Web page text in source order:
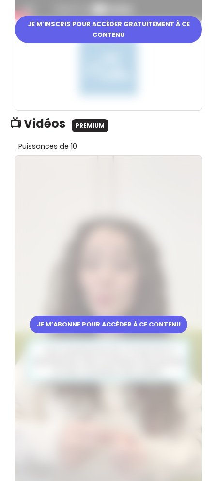
JE M’INSCRIS POUR ACCÉDER GRATUITEMENT À CE
CONTENU
En partenariat avec
📺 Vidéos PREMIUM
Puissances de 10
JE M’ABONNE POUR ACCÉDER À CE CONTENU